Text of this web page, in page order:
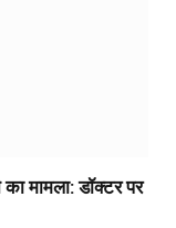
मामला: डॉक्टर पर